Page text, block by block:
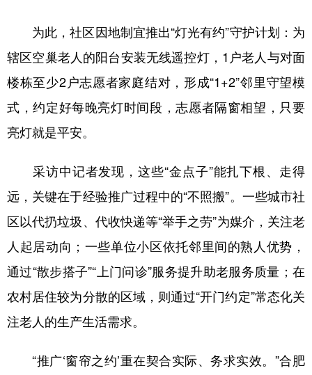
为此，社区因地制宜推出“灯光有约”守护计划：为
辖区空巢老人的阳台安装无线遥控灯，1户老人与对面
楼栋至少2户志愿者家庭结对，形成“1+2”邻里守望模
式，约定好每晚亮灯时间段，志愿者隔窗相望，只要
亮灯就是平安。
采访中记者发现，这些“金点子”能扎下根、走得
远，关键在于经验推广过程中的“不照搬”。一些城市社
区以代扔垃圾、代收快递等“举手之劳”为媒介，关注老
人起居动向；一些单位小区依托邻里间的熟人优势，
通过“散步搭子”“上门问诊”服务提升助老服务质量；在
农村居住较为分散的区域，则通过“开门约定”常态化关
注老人的生产生活需求。
“推广‘窗帘之约’重在契合实际、务求实效。”合肥